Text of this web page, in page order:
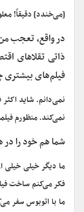
[می‌خندد] دقیقاً!
در واقع، تعجب
ذاتی تقلاهای
فیلم‌های بیشتری
نمی‌دانم. شاید
نمی‌کند. منظورم
شما هم خود را
ما دیگر خیلی خیلی
فکر می‌کنم ساخت
ما با اتوبوس سفر